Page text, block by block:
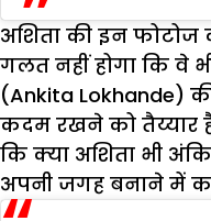
अशिता की इन
गलत नहीं होगा कि वे
(Ankita Lokhande)
कदम रखने को तैय्यार
कि क्या अशिता भी
अपनी जगह बनाने में